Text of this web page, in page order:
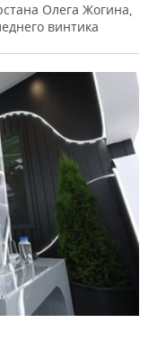
Олега Жогина,
винтика